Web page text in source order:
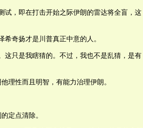
试，即在打击开始之际伊朗的雷达将全盲，这
希奇扬才是川普真正中意的人。
这只是我瞎猜的。不过，我也不是乱猜，是有
理性而且明智，有能力治理伊朗。
定点清除。